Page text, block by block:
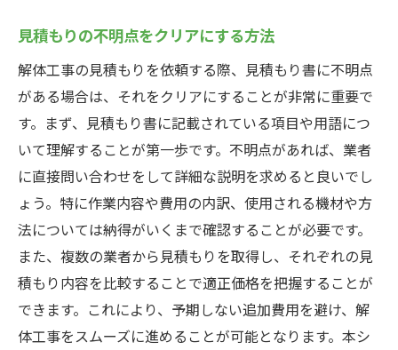
見積もりの不明点をクリアにする方法
解体工事の見積もりを依頼する際、見積もり書に不明点
がある場合は、それをクリアにすることが非常に重要で
す。まず、見積もり書に記載されている項目や用語につ
いて理解することが第一歩です。不明点があれば、業者
に直接問い合わせをして詳細な説明を求めると良いでし
ょう。特に作業内容や費用の内訳、使用される機材や方
法については納得がいくまで確認することが必要です。
また、複数の業者から見積もりを取得し、それぞれの見
積もり内容を比較することで適正価格を把握することが
できます。これにより、予期しない追加費用を避け、解
体工事をスムーズに進めることが可能となります。本シ